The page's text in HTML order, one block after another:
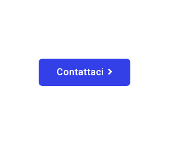
Contattaci